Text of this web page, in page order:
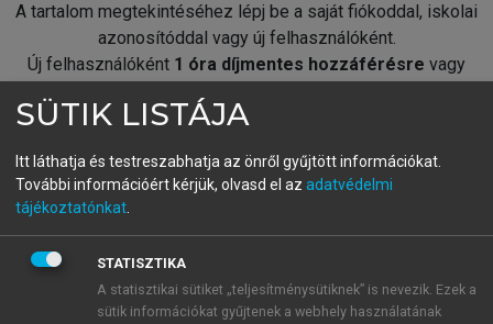
A tartalom megtekintéséhez lépj be a saját fiókoddal, iskolai
azonosítóddal vagy új felhasználóként.
Új felhasználóként 1 óra díjmentes hozzáférésre vagy
fiókoddal,vagy hozz létre új fiókot.
A regisztráció után apróbaidőszakautomatikusan
BELÉPÉS SAJÁT FIÓKKAL
SÜTIK LISTÁJA
Itt láthatja és testreszabhatja az önről gyűjtött információkat.
További információért kérjük, olvasd el az adatvédelmi
tájékoztatónkat
STATISZTIKA
A statisztikai sütiket „teljesítménysütiknek” is nevezik. Ezek a
sütik információkat gyűjtenek a webhely használatának